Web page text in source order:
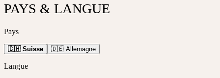
PAYS & LANGUE
Pays
🇨🇭 Suisse 🇩🇪 Allemagne
Langue